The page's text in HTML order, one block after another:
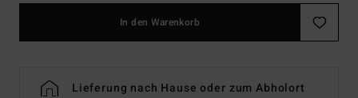
In den Warenkorb
Lieferung nach Hause oder zum Abholort